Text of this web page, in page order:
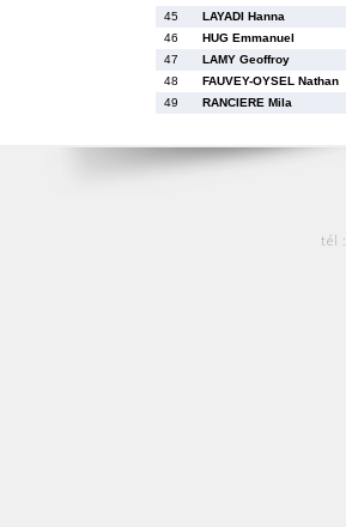
45
LAYADI Hanna
46
HUG Emmanuel
47
LAMY Geoffroy
48
FAUVEY-OYSEL Nathan
49
RANCIERE Mila
tél :